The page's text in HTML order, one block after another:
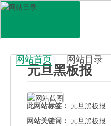
百科目录
网站首页 网站目录
元旦黑板报
此网站标签： 元旦黑板报
网站关键词： 元旦黑板报